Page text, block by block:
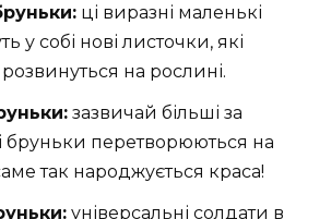
ці виразні маленькі
у собі нові листочки, які
на рослині.
зазвичай більші за
бруньки перетворюються на
так народжується краса!
універсальні солдати в